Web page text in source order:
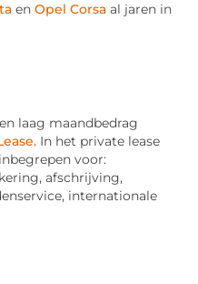
en Opel Corsa al jaren in
laag maandbedrag
In het private lease
voor:
afschrijving,
internationale